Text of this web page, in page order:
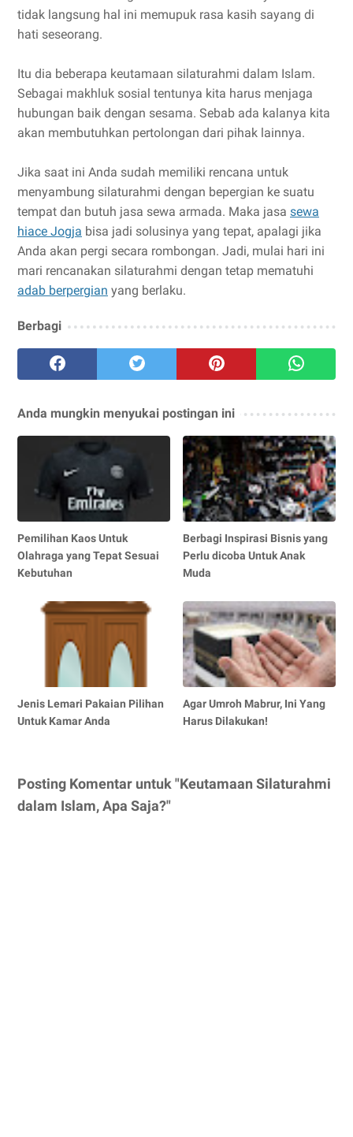
tidak langsung hal ini memupuk rasa kasih sayang di
hati seseorang.
Itu dia beberapa keutamaan silaturahmi dalam Islam.
Sebagai makhluk sosial tentunya kita harus menjaga
hubungan baik dengan sesama. Sebab ada kalanya kita
akan membutuhkan pertolongan dari pihak lainnya.
Jika saat ini Anda sudah memiliki rencana untuk
menyambung silaturahmi dengan bepergian ke suatu
tempat dan butuh jasa sewa armada. Maka jasa sewa
hiace Jogja bisa jadi solusinya yang tepat, apalagi jika
Anda akan pergi secara rombongan. Jadi, mulai hari ini
mari rencanakan silaturahmi dengan tetap mematuhi
adab berpergian yang berlaku.
Berbagi
Anda mungkin menyukai postingan ini
Pemilihan Kaos Untuk
Olahraga yang Tepat Sesuai
Kebutuhan
Berbagi Inspirasi Bisnis yang
Perlu dicoba Untuk Anak
Muda
Jenis Lemari Pakaian Pilihan
Untuk Kamar Anda
Agar Umroh Mabrur, Ini Yang
Harus Dilakukan!
Posting Komentar untuk "Keutamaan Silaturahmi
dalam Islam, Apa Saja?"